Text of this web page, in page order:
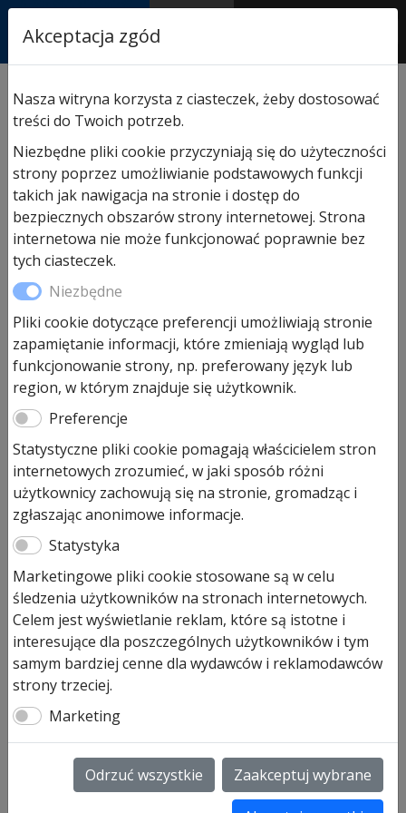
AUTORYZOWANY
PARTNER & SERWIS
wejściowych/ Uchwyt HB14-2, pochwyt, antaba krótka
Uchwyt HB14-2, pochwyt,
antaba krótka
801,00 zł
Pozostało tylko: 1 (może być zamówiony)
ilość
Uchwyt
Uchwyt HB 14-2
Akceptacja zgód
Nasza witryna korzysta z ciasteczek, żeby dostosować
treści do Twoich potrzeb.
Niezbędne pliki cookie przyczyniają się do użyteczności
strony poprzez umożliwianie podstawowych funkcji
takich jak nawigacja na stronie i dostęp do
bezpiecznych obszarów strony internetowej. Strona
internetowa nie może funkcjonować poprawnie bez
tych ciasteczek.
Niezbędne
Pliki cookie dotyczące preferencji umożliwiają stronie
zapamiętanie informacji, które zmieniają wygląd lub
funkcjonowanie strony, np. preferowany język lub
region, w którym znajduje się użytkownik.
Preferencje
Statystyczne pliki cookie pomagają właścicielem stron
internetowych zrozumieć, w jaki sposób różni
użytkownicy zachowują się na stronie, gromadząc i
zgłaszając anonimowe informacje.
Statystyka
Marketingowe pliki cookie stosowane są w celu
śledzenia użytkowników na stronach internetowych.
Celem jest wyświetlanie reklam, które są istotne i
interesujące dla poszczególnych użytkowników i tym
samym bardziej cenne dla wydawców i reklamodawców
strony trzeciej.
Marketing
Odrzuć wszystkie Zaakceptuj wybrane